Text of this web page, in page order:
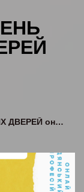
15 березня - ДЕНЬ ВІДКРИТИХ ДВЕРЕЙ онлайн